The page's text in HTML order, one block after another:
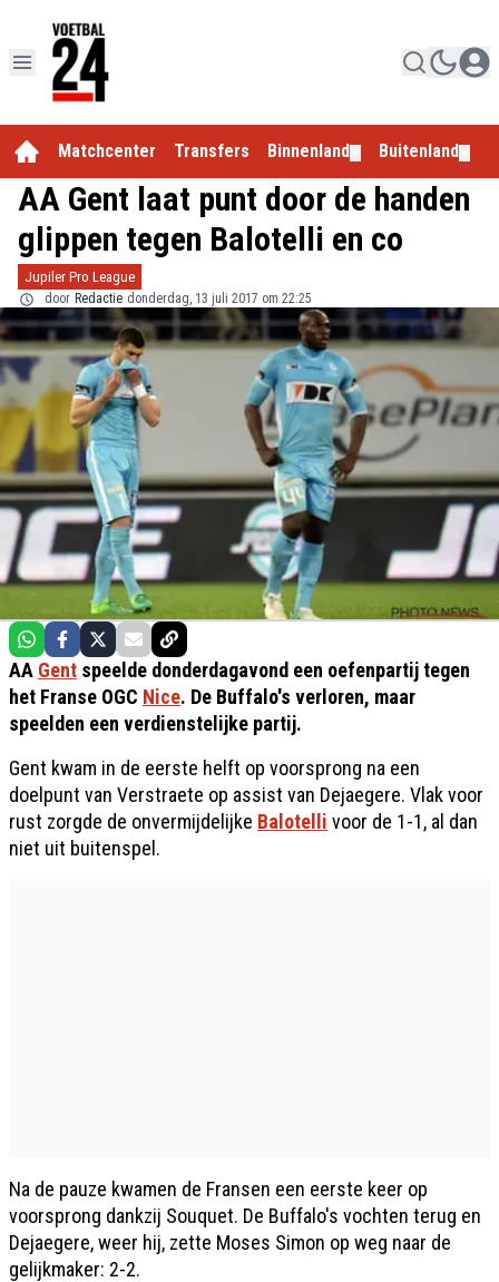
Matchcenter Transfers Binnenland Buitenland
AA Gent laat punt door de handen
glippen tegen Balotelli en co
Jupiler Pro League
door Redactie donderdag, 13 juli 2017 om 22:25
AA Gent speelde donderdagavond een oefenpartij tegen
het Franse OGC Nice. De Buffalo's verloren, maar
speelden een verdienstelijke partij.
Gent kwam in de eerste helft op voorsprong na een
doelpunt van Verstraete op assist van Dejaegere. Vlak voor
rust zorgde de onvermijdelijke Balotelli voor de 1-1, al dan
niet uit buitenspel.
Na de pauze kwamen de Fransen een eerste keer op
voorsprong dankzij Souquet. De Buffalo's vochten terug en
Dejaegere, weer hij, zette Moses Simon op weg naar de
gelijkmaker: 2-2.